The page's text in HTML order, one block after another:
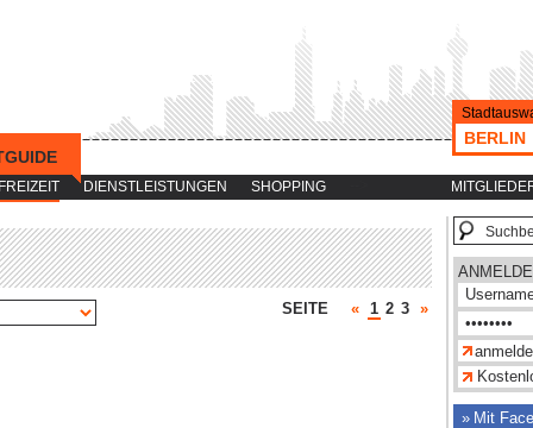
DIENSTLEISTUNGEN SHOPPING
BERLIN
SEITE « 1 2 3 »
Mit